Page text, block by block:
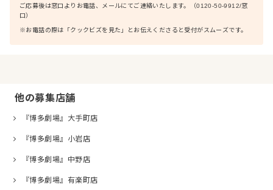
ご応募後は窓口よりお電話、メールにてご連絡いたします。（0120-50-9912/窓
口）
※お電話の際は「クックビズを見た」とお伝えくださると受付がスムーズです。
他の募集店舗
『博多劇場』大手町店
『博多劇場』小岩店
『博多劇場』中野店
『博多劇場』有楽町店